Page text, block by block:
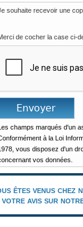
souhaite recevoir une
de cocher la case ci-
champs marqués d'un
à la Loi
vous disposez d'un
vos données.
êtes venus chez
votre avis sur